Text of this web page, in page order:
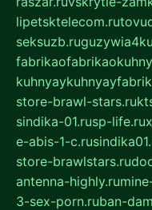
lipetsktelecom.ru
seksuzb.ru
store-brawl-stars.ru
sindika-01.rusp-life.ru
e-abis-1-c.ru
store-brawlstars.ru
antenna-highly.ru
3-sex-porn.ruban-